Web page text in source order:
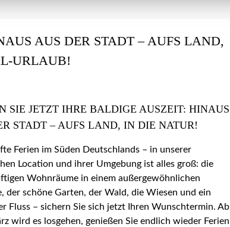
AUS DER STADT – AUFS LAND,
URLAUB!
SIE JETZT IHRE BALDIGE AUSZEIT: HINAUS
STADT – AUFS LAND, IN DIE NATUR!
Ferien im Süden Deutschlands – in unserer
Location und ihrer Umgebung ist alles groß: die
Wohnräume in einem außergewöhnlichen
der schöne Garten, der Wald, die Wiesen und ein
Fluss – sichern Sie sich jetzt Ihren Wunschtermin. Ab
wird es losgehen, genießen Sie endlich wieder Ferien